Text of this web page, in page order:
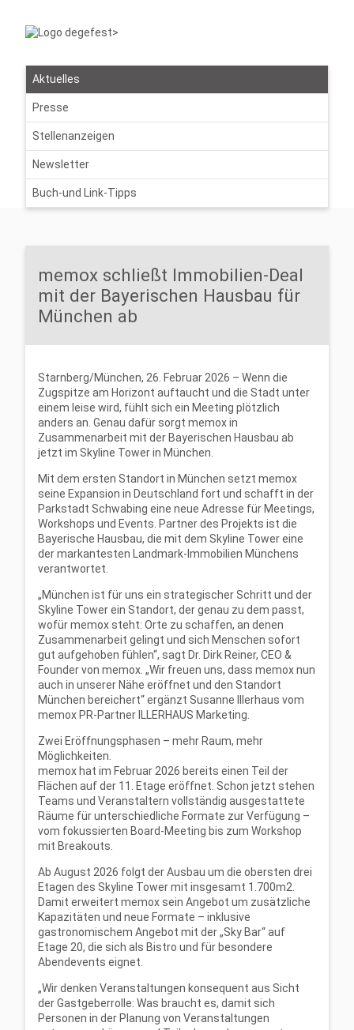
Aktuelles
Presse
Stellenanzeigen
Newsletter
Buch-und Link-Tipps
memox schließt Immobilien-Deal
mit der Bayerischen Hausbau für
München ab
Starnberg/München, 26. Februar 2026 – Wenn die
Zugspitze am Horizont auftaucht und die Stadt unter
einem leise wird, fühlt sich ein Meeting plötzlich
anders an. Genau dafür sorgt memox in
Zusammenarbeit mit der Bayerischen Hausbau ab
jetzt im Skyline Tower in München.
Mit dem ersten Standort in München setzt memox
seine Expansion in Deutschland fort und schafft in der
Parkstadt Schwabing eine neue Adresse für Meetings,
Workshops und Events. Partner des Projekts ist die
Bayerische Hausbau, die mit dem Skyline Tower eine
der markantesten Landmark-Immobilien Münchens
verantwortet.
„München ist für uns ein strategischer Schritt und der
Skyline Tower ein Standort, der genau zu dem passt,
wofür memox steht: Orte zu schaffen, an denen
Zusammenarbeit gelingt und sich Menschen sofort
gut aufgehoben fühlen“, sagt Dr. Dirk Reiner, CEO &
Founder von memox. „Wir freuen uns, dass memox nun
auch in unserer Nähe eröffnet und den Standort
München bereichert“ ergänzt Susanne Illerhaus vom
memox PR-Partner ILLERHAUS Marketing.
Zwei Eröffnungsphasen – mehr Raum, mehr
Möglichkeiten.
memox hat im Februar 2026 bereits einen Teil der
Flächen auf der 11. Etage eröffnet. Schon jetzt stehen
Teams und Veranstaltern vollständig ausgestattete
Räume für unterschiedliche Formate zur Verfügung –
vom fokussierten Board-Meeting bis zum Workshop
mit Breakouts.
Ab August 2026 folgt der Ausbau um die obersten drei
Etagen des Skyline Tower mit insgesamt 1.700m2.
Damit erweitert memox sein Angebot um zusätzliche
Kapazitäten und neue Formate – inklusive
gastronomischem Angebot mit der „Sky Bar“ auf
Etage 20, die sich als Bistro und für besondere
Abendevents eignet.
„Wir denken Veranstaltungen konsequent aus Sicht
der Gastgeberrolle: Was braucht es, damit sich
Personen in der Planung von Veranstaltungen